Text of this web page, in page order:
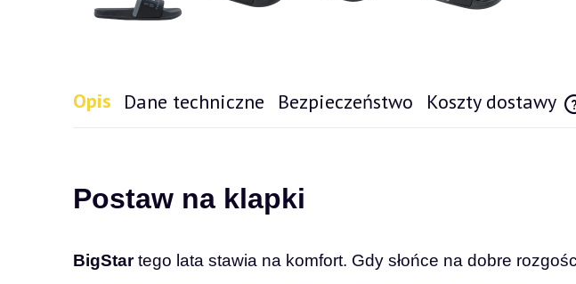
Opis Dane techniczne Bezpieczeństwo Koszty dostawy
Postaw na klapki
BigStartego lata stawia na komfort. Gdy słońce na dobre